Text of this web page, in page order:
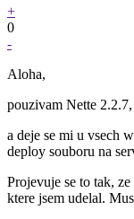
+
0
-
Aloha,
pouzivam Nette
a deje se mi u vsech
deploy souboru na
Projevuje se to tak, ze
ktere jsem udelal.